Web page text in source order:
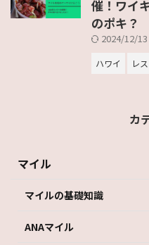
催！ワイ
のポキ？
2024/12/13
ハワイ レ
カ
マイル
マイルの基礎知識
ANAマイル